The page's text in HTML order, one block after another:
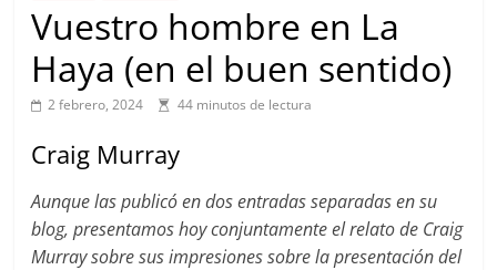
Vuestro hombre en La
Haya (en el buen sentido)
2 febrero, 2024 44 minutos de lectura
Craig Murray
Aunque las publicó en dos entradas separadas en su
blog, presentamos hoy conjuntamente el relato de Craig
Murray sobre sus impresiones sobre la presentación del